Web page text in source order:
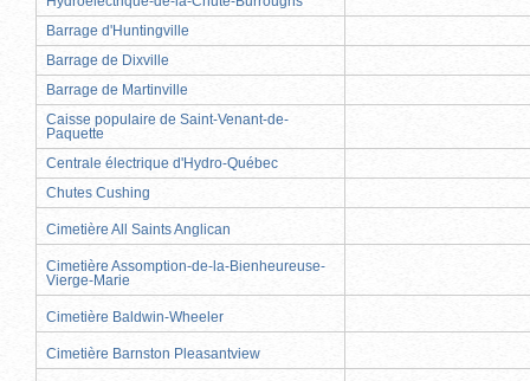
Barrage d'Huntingville
Barrage de Dixville
Barrage de Martinville
Caisse populaire de Saint-Venant-de-
Paquette
Centrale électrique d'Hydro-Québec
Chutes Cushing
Cimetière All Saints Anglican
Cimetière Assomption-de-la-Bienheureuse-
Vierge-Marie
Cimetière Baldwin-Wheeler
Cimetière Barnston Pleasantview